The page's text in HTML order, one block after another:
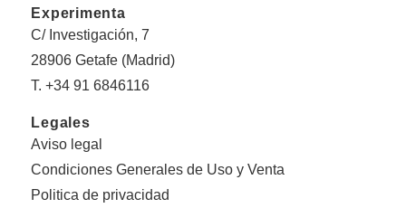
Experimenta
C/ Investigación, 7
28906 Getafe (Madrid)
T. +34 91 6846116
Legales
Aviso legal
Condiciones Generales de Uso y Venta
Politica de privacidad